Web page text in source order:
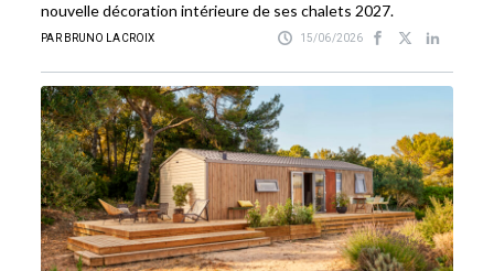
nouvelle décoration intérieure de ses chalets 2027.
PAR BRUNO LACROIX 15/06/2026